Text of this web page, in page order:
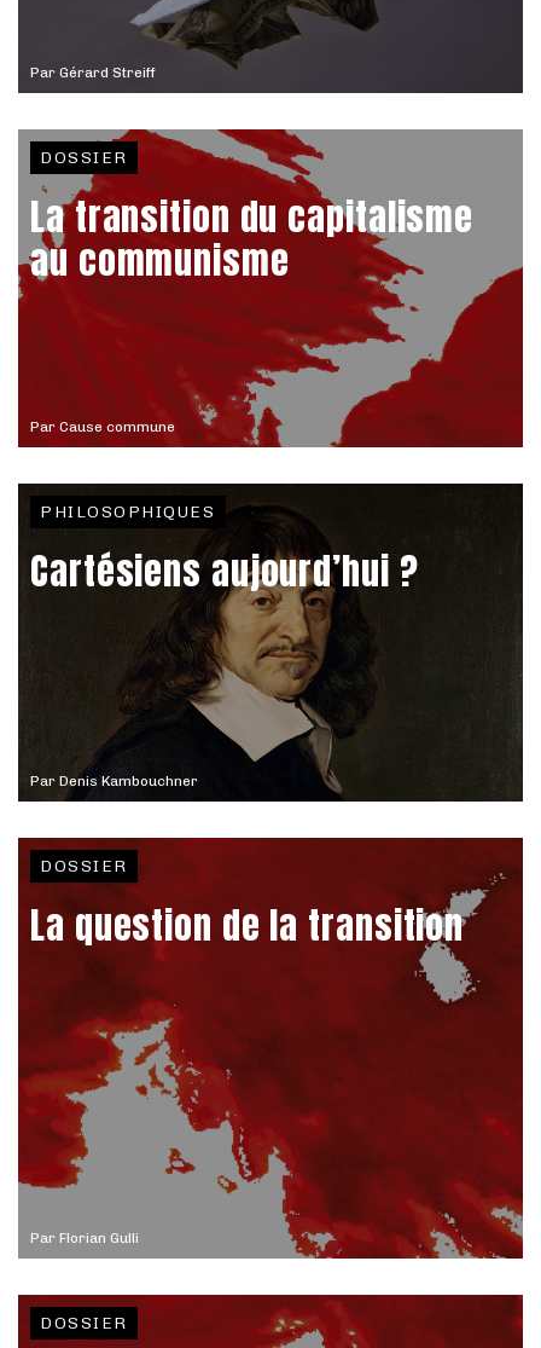
Par Gérard Streiff
Par Cause commune
DOSSIER
La transition du capitalisme
au communisme
Par Denis Kambouchner
PHILOSOPHIQUES
Cartésiens aujourd’hui ?
Par Florian Gulli
DOSSIER
La question de la transition
DOSSIER